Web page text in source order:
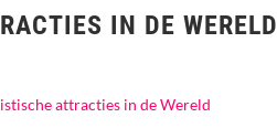
IN DE WERELD